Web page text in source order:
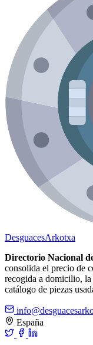
DesguacesArkotxa
Directorio Nacional
consolida el precio de
recogida a domicilio,
catálogo de piezas
España